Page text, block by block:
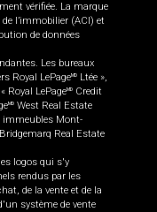
vérifiée. La marque
l’immobilier (ACI) et
de données
Les bureaux
Royal LePageMD
Ltée »,
« Royal LePageMD
Credit
MD West Real Estate
immeubles Mont-
Real Estate
logos qui s'y
rendus par les
de la vente et de la
système de vente